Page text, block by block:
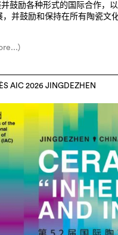
并鼓励各种形式的国际合作，
，并鼓励和保持在所有陶瓷文
AIC 2026 JINGDEZHEN